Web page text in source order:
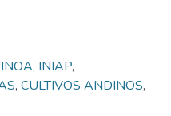
, INIAP,
, CULTIVOS ANDINOS,